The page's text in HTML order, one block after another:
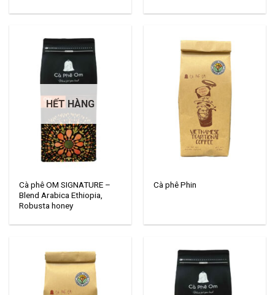
HẾT HÀNG
Cà phê OM SIGNATURE –
Blend Arabica Ethiopia,
Robusta honey
Cà phê Phin